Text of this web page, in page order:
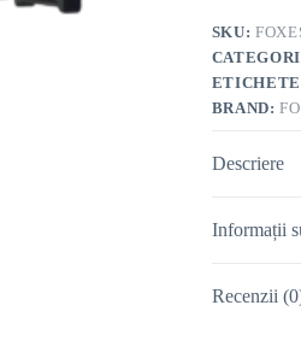
SKU:
BRAND:
Descriere
Informații
Recenzii